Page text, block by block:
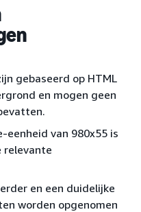
gebaseerd op HTML
en mogen geen
van 980x55 is
relevante
en een duidelijke
worden opgenomen